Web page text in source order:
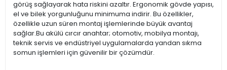
görüş sağlayarak hata riskini azaltır. Ergonomik gövde yapısı,
el ve bilek yorgunluğunu minimuma indirir. Bu özellikler,
özellikle uzun süren montaj işlemlerinde büyük avantaj
sağlar.Bu akülü cırcır anahtar; otomotiv, mobilya montajı,
teknik servis ve endüstriyel uygulamalarda yandan sıkma
somun işlemleri için güvenilir bir çözümdür.